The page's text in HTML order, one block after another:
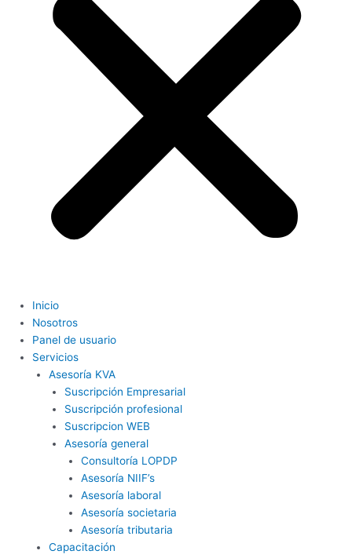
Inicio
Nosotros
Panel de usuario
Servicios
Asesoría KVA
Suscripción Empresarial
Suscripción profesional
Suscripcion WEB
Asesoría general
Consultoría LOPDP
Asesoría NIIF’s
Asesoría laboral
Asesoría societaria
Asesoría tributaria
Capacitación